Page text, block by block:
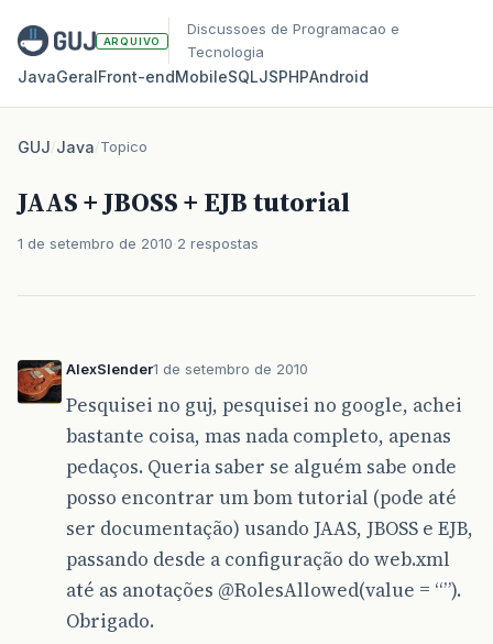
ARQUIVO
Discussoes de Programacao e
Tecnologia
JavaGeralFront‑endMobileSQLJSPHPAndroid
GUJ/Java/Topico
JAAS + JBOSS + EJB tutorial
1 de setembro de 2010 2 respostas
AlexSlender1 de setembro de 2010
Pesquisei no guj, pesquisei no google, achei
bastante coisa, mas nada completo, apenas
pedaços. Queria saber se alguém sabe onde
posso encontrar um bom tutorial (pode até
ser documentação) usando JAAS, JBOSS e EJB,
passando desde a configuração do web.xml
até as anotações @RolesAllowed(value = “”).
Obrigado.